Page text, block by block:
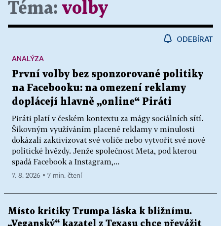
Téma: volby
ODEBÍRAT
První volby bez sponzorované politiky
na Facebooku: na omezení reklamy
doplácejí hlavně „online“ Piráti
Piráti platí v českém kontextu za mágy sociálních sítí.
Šikovným využíváním placené reklamy v minulosti
dokázali zaktivizovat své voliče nebo vytvořit své nové
politické hvězdy. Jenže společnost Meta, pod kterou
spadá Facebook a Instagram,...
ANALÝZA
7. 8. 2026 ▪ 7 min. čtení
Místo kritiky Trumpa láska k bližnímu.
„Veganský“ kazatel z Texasu chce převážit